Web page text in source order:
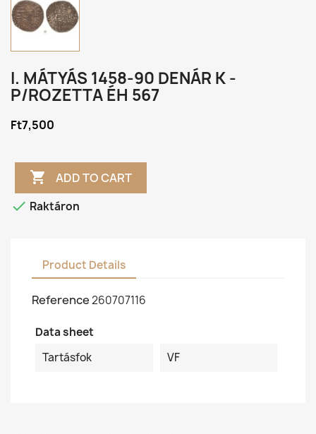
I. MÁTYÁS 1458-90 DENÁR K -
P/ROZETTA ÉH 567
Ft7,500
 ADD TO CART
 Raktáron
Product Details
Reference260707116
Data sheet
Tartásfok
VF